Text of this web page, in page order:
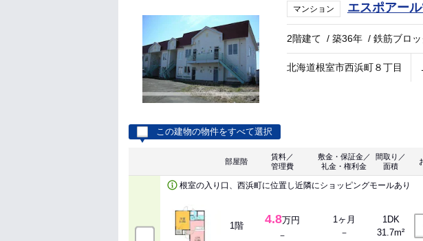
マンション エスポアール
2階建て /築36年 /鉄筋ブロッ
北海道根室市西浜町８丁目
この建物の物件をすべて選択
部屋階
賃料／
管理費
敷金・保証金／
礼金・権利金
間取り／
面積
根室の入り口、西浜町に位置し近隣にショッピングモールあり
1階 4.8万円
－
1ヶ月
－
1DK
31.7m²